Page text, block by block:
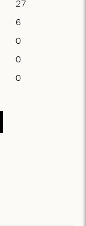
27
6
0
0
0